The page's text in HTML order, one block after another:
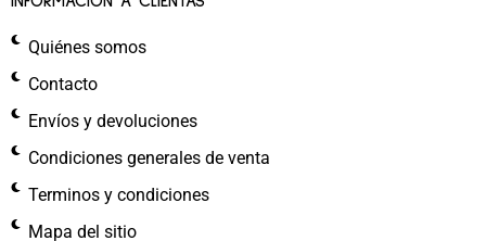
Quiénes somos
Contacto
Envíos y devoluciones
Condiciones generales de venta
Terminos y condiciones
Mapa del sitio